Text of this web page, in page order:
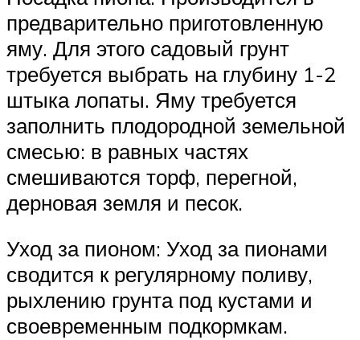
предварительно приготовленную
яму. Для этого садовый грунт
требуется выбрать на глубину 1-2
штыка лопаты. Яму требуется
заполнить плодородной земельной
смесью: в равных частях
смешиваются торф, перегной,
дерновая земля и песок.
Уход за пионом: Уход за пионами
сводится к регулярному поливу,
рыхлению грунта под кустами и
своевременным подкормкам.